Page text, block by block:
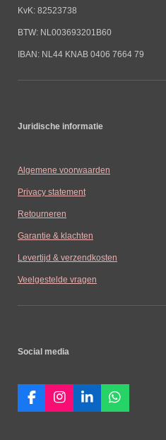
KvK: 82523738
BTW: NL003693201B60
IBAN: NL44 KNAB 0406 7664 79
Juridische informatie
Algemene voorwaarden
Privacy statement
Retourneren
Garantie & klachten
Levertijd & verzendkosten
Veelgestelde vragen
Social media
F
a
I
n
L
i
W
h